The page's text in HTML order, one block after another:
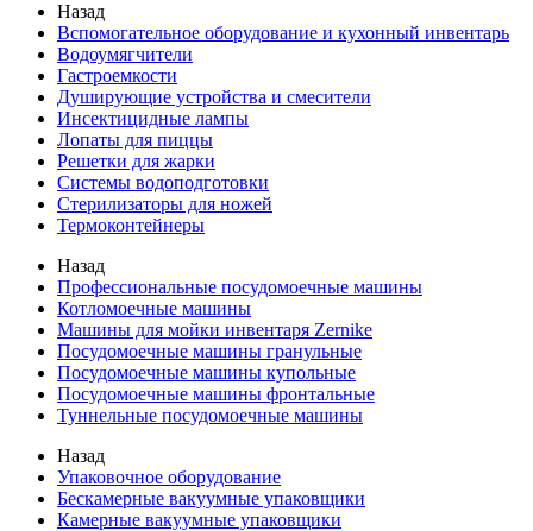
Назад
Вспомогательное оборудование и кухонный инвентарь
Водоумягчители
Гастроемкости
Душирующие устройства и смесители
Инсектицидные лампы
Лопаты для пиццы
Решетки для жарки
Системы водоподготовки
Стерилизаторы для ножей
Термоконтейнеры
Назад
Профессиональные посудомоечные машины
Котломоечные машины
Машины для мойки инвентаря Zernike
Посудомоечные машины гранульные
Посудомоечные машины купольные
Посудомоечные машины фронтальные
Туннельные посудомоечные машины
Назад
Упаковочное оборудование
Бескамерные вакуумные упаковщики
Камерные вакуумные упаковщики